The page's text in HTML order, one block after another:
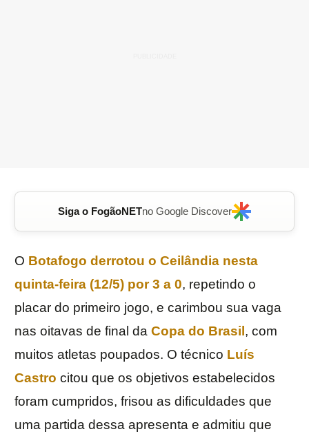
Siga o FogãoNETno Google Discover
O Botafogo derrotou o Ceilândia nesta
quinta-feira (12/5) por 3 a 0, repetindo o
placar do primeiro jogo, e carimbou sua vaga
nas oitavas de final da Copa do Brasil , com
muitos atletas poupados. O técnico Luís
Castro citou que os objetivos estabelecidos
foram cumpridos, frisou as dificuldades que
uma partida dessa apresenta e admitiu que